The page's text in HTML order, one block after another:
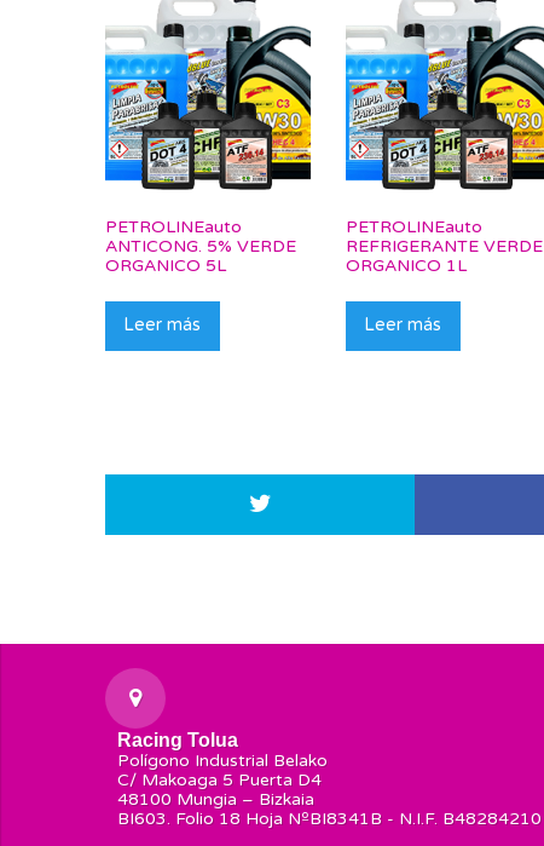
PETROLINEauto
ANTICONG. 5% VERDE
ORGANICO 5L
Leer más
PETROLINEauto
REFRIGERANTE VERDE
ORGANICO 1L
Leer más
Racing Tolua
Polígono Industrial Belako
C/ Makoaga 5 Puerta D4
48100 Mungia – Bizkaia
BI603. Folio 18 Hoja NºBI8341B - N.I.F. B48284210